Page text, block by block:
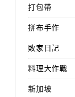
打包帶
拼布手作
敗家日記
料理大作戰
新加坡